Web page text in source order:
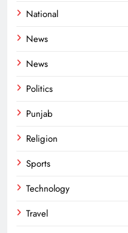
National
News
News
Politics
Punjab
Religion
Sports
Technology
Travel